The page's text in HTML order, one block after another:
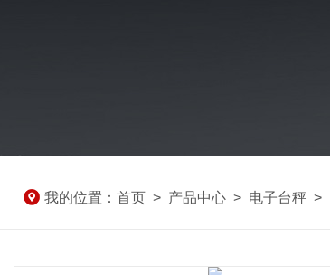
我的位置： 首页 > 产品中心 > 电子台秤 >